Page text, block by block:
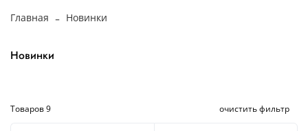
Главная Новинки
Новинки
Товаров9 очистить фильтр